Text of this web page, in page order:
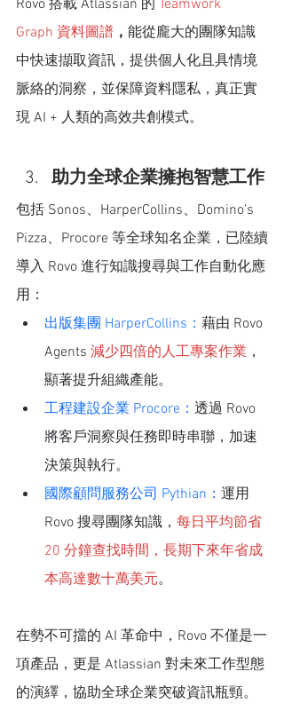
Rovo 搭載 Atlassian 的 Teamwork
Graph 資料圖譜 ， 能從龐大的團隊知識
中快速擷取資訊，提供個人化且具情境
脈絡的洞察，並保障資料隱私，真正實
現 AI + 人類的高效共創模式。
助力全球企業擁抱智慧工作
包括 Sonos、HarperCollins、Domino’s
Pizza、Procore 等全球知名企業，已陸續
導入 Rovo 進行知識搜尋與工作自動化應
用：
出版集團 HarperCollins： 藉由 Rovo
Agents 減少四倍的人工專案作業 ，
顯著提升組織產能。
工程建設企業 Procore： 透過 Rovo
將客戶洞察與任務即時串聯，加速
決策與執行。
國際顧問服務公司 Pythian： 運用
Rovo 搜尋團隊知識， 每日平均節省
20 分鐘查找時間，長期下來年省成
本高達數十萬美元。
在勢不可擋的 AI 革命中，Rovo 不僅是一
項產品，更是 Atlassian 對未來工作型態
的演繹，協助全球企業突破資訊瓶頸。